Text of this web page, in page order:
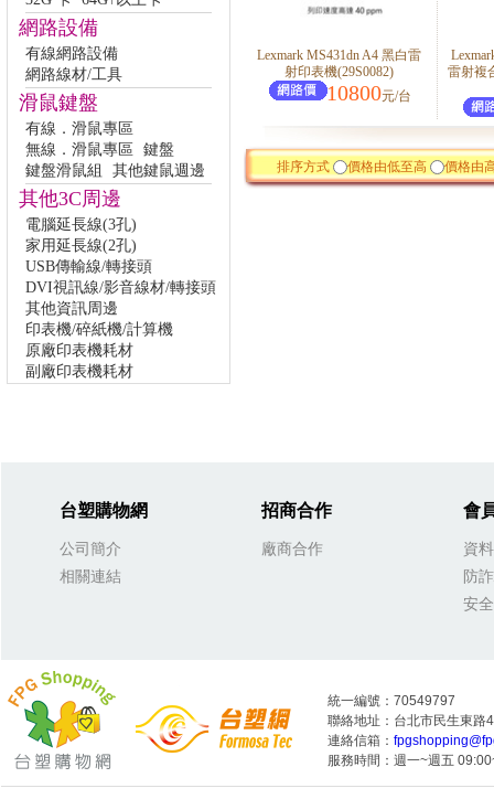
網路設備
有線網路設備
網路線材/工具
滑鼠鍵盤
有線．滑鼠專區
無線．滑鼠專區
鍵盤
鍵盤滑鼠組
其他鍵鼠週邊
其他3C周邊
電腦延長線(3孔)
家用延長線(2孔)
USB傳輸線/轉接頭
DVI視訊線/影音線材/轉接頭
其他資訊周邊
印表機/碎紙機/計算機
原廠印表機耗材
副廠印表機耗材
Lexmark MS431dn A4 黑白雷
射印表機(29S0082)
10800元/台
雷射複
排序方式 價格由低至高 價格由
台塑購物網
公司簡介
相關連結
招商合作
廠商合作
會
資
防
安
統一編號：70549797
聯絡地址：台北市民生東路
連絡信箱：
服務時間：週一~週五